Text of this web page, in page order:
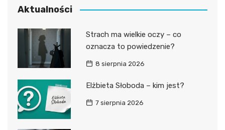
Aktualności
Strach ma wielkie oczy – co
oznacza to powiedzenie?
8 sierpnia 2026
Elżbieta Słoboda – kim jest?
7 sierpnia 2026